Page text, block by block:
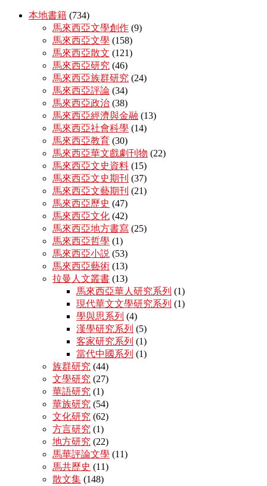
本地書籍 (734)
馬來西亞文學創作 (9)
馬來西亞文學 (158)
馬來西亞散文 (121)
馬來西亞研究 (46)
馬來西亞族群研究 (24)
馬來西亞評論 (34)
馬來西亞政治 (38)
馬來西亞經濟與金融 (13)
馬來西亞社會科學 (14)
馬來西亞教育 (30)
馬來西亞華文戲劇刊物 (22)
馬來西亞文史資料 (15)
馬來西亞文史期刊 (37)
馬來西亞文藝期刊 (21)
馬來西亞歷史 (47)
馬來西亞文化 (42)
馬來西亞地方書寫 (25)
馬來西亞哲學 (1)
馬來西亞小説 (53)
馬來西亞藝術 (13)
拉曼人文叢書 (13)
馬來西亞華人研究系列 (1)
現代華文文學研究系列 (1)
學與思系列 (4)
漢學研究系列 (5)
客家研究系列 (1)
當代中國系列 (1)
族群研究 (44)
文學研究 (27)
華語研究 (1)
華族研究 (54)
文化研究 (62)
方言研究 (1)
地方研究 (22)
馬華評論文學 (11)
馬共歷史 (11)
散文集 (148)